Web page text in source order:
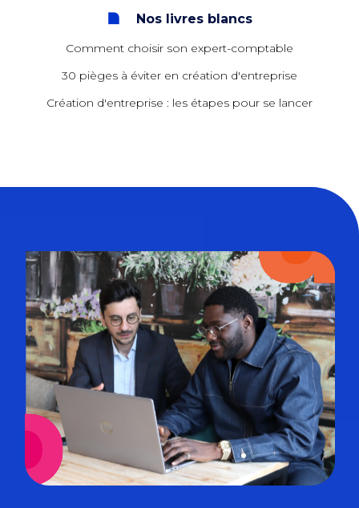
Nos livres blancs
Comment choisir son expert-comptable
30 pièges à éviter en création d'entreprise
Création d'entreprise : les étapes pour se lancer